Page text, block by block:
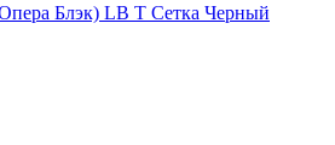
Блэк) LB T Сетка Черный